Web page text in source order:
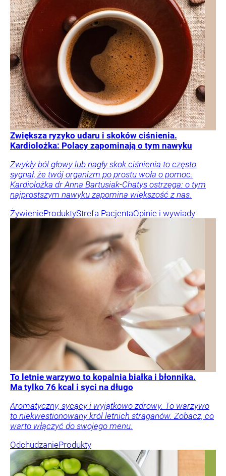
Zwiększa ryzyko udaru i skoków ciśnienia.
Kardiolożka: Polacy zapominają o tym nawyku
Zwykły ból głowy lub nagły skok ciśnienia to często
sygnał, że twój organizm po prostu woła o pomoc.
Kardiolożka dr Anna Bartusiak-Chatys ostrzega: o tym
najprostszym nawyku zapomina większość z nas.
ŻywienieProduktyStrefa PacjentaOpinie i wywiady
To letnie warzywo to kopalnia białka i błonnika.
Ma tylko 76 kcal i syci na długo
Aromatyczny, sycący i wyjątkowo zdrowy. To warzywo
to niekwestionowany król letnich straganów. Zobacz, co
warto włączyć do swojego menu.
OdchudzanieProdukty